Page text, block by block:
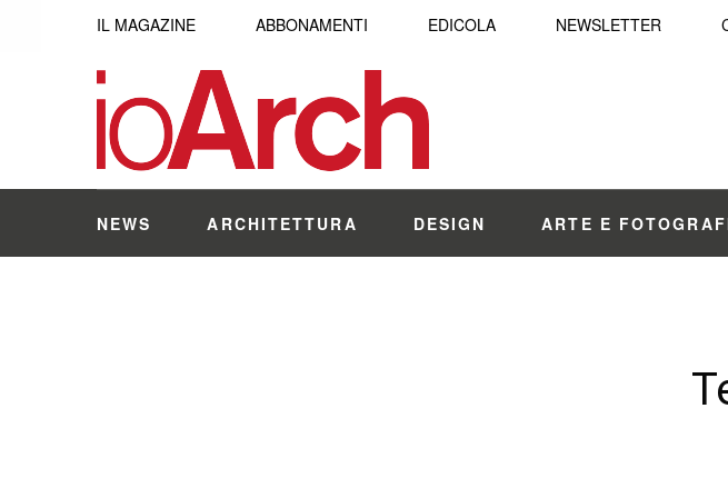
IL MAGAZINE ABBONAMENTI EDICOLA NEWSLETTER
NEWS ARCHITETTURA DESIGN ARTE E